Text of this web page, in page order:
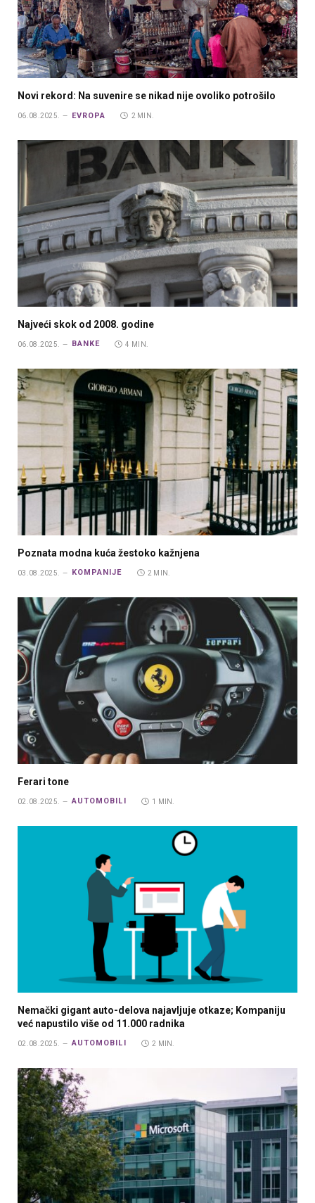
Novi rekord: Na suvenire se nikad nije ovoliko potrošilo
06.08.2025. EVROPA 2 MIN.
Najveći skok od 2008. godine
06.08.2025. BANKE 4 MIN.
Poznata modna kuća žestoko kažnjena
03.08.2025. KOMPANIJE 2 MIN.
Ferari tone
02.08.2025. AUTOMOBILI 1 MIN.
Nemački gigant auto-delova najavljuje otkaze; Kompaniju
već napustilo više od 11.000 radnika
02.08.2025. AUTOMOBILI 2 MIN.